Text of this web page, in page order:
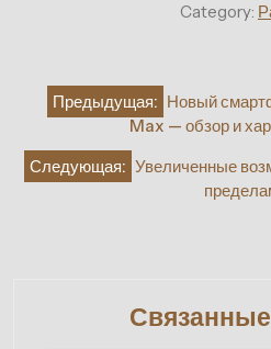
Category:
Навигация
записям
Предыдущая: Новый
Max — обзор и
Следующая: Увеличенные